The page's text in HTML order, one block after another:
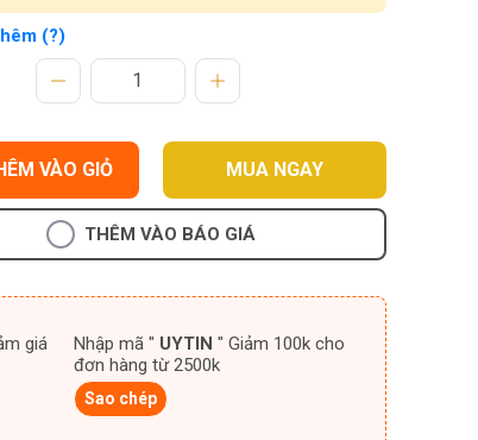
(?)
VÀO GIỎ MUA NGAY
THÊM VÀO BÁO GIÁ
Nhập mã " UYTIN " Giảm 100k cho
đơn hàng từ 2500k
Sao chép